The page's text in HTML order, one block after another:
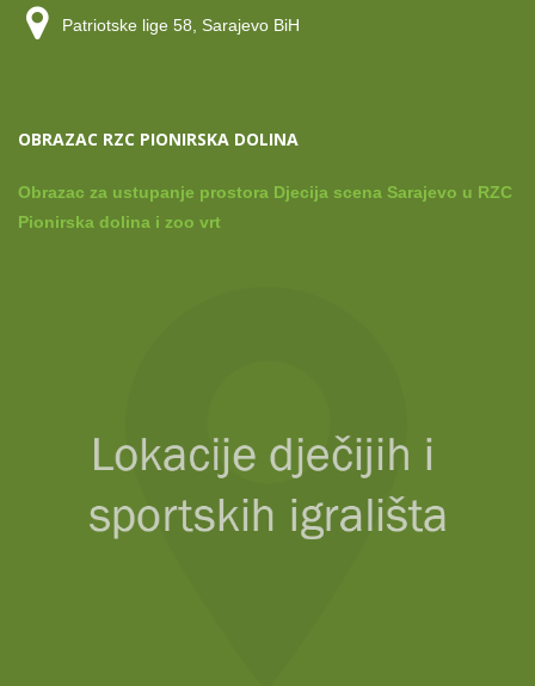
Patriotske lige 58, Sarajevo BiH
OBRAZAC RZC PIONIRSKA DOLINA
Obrazac za ustupanje prostora Djecija scena Sarajevo u RZC
Pionirska dolina i zoo vrt